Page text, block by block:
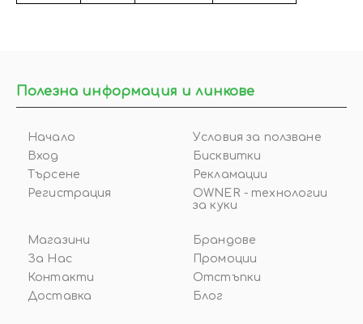
Полезна информация и линкове
Начало
Вход
Търсене
Регистрация
Условия за ползване
Бисквитки
Рекламации
OWNER - технологии
за куки
Магазини
За Нас
Контакти
Доставка
Брандове
Промоции
Отстъпки
Блог